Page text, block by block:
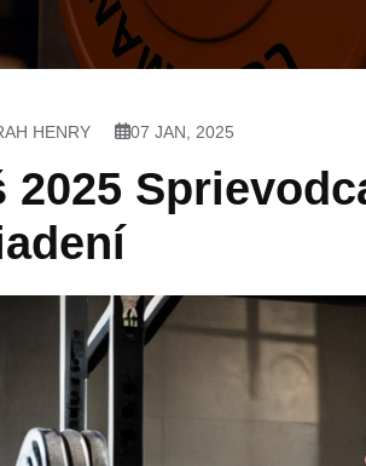
HENRY 07 JAN, 2025
2025